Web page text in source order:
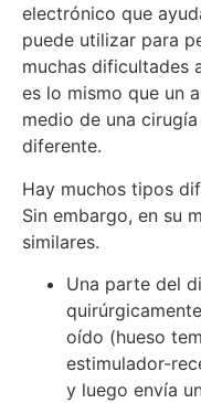
electrónico que
puede utilizar para
muchas dificultades
es lo mismo que un
medio de una
diferente.
Hay muchos tipos
Sin embargo, en su
similares.
Una parte del
oído (hueso
estimulador-
y luego envía